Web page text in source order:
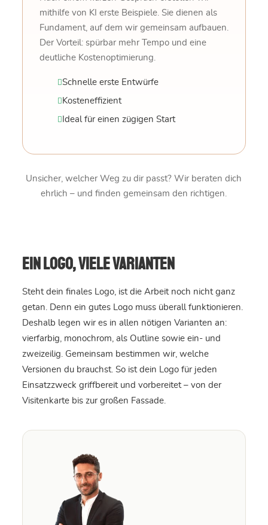
mithilfe von KI erste Beispiele. Sie dienen als
Fundament, auf dem wir gemeinsam aufbauen.
Der Vorteil: spürbar mehr Tempo und eine
deutliche Kostenoptimierung.
Schnelle erste Entwürfe
Kosteneffizient
Ideal für einen zügigen Start
Unsicher, welcher Weg zu dir passt? Wir beraten dich
ehrlich – und finden gemeinsam den richtigen.
Ein Logo, viele Varianten
Steht dein finales Logo, ist die Arbeit noch nicht ganz
getan. Denn ein gutes Logo muss überall funktionieren.
Deshalb legen wir es in allen nötigen Varianten an:
vierfarbig, monochrom, als Outline sowie ein- und
zweizeilig. Gemeinsam bestimmen wir, welche
Versionen du brauchst. So ist dein Logo für jeden
Einsatzzweck griffbereit und vorbereitet – von der
Visitenkarte bis zur großen Fassade.